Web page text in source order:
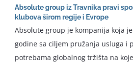
Absolute group iz Travnika pravi
klubova širom regije i Evrope
Absolute group je kompanija koja
godine sa ciljem pružanja usluga i
potrebama globalnog tržišta na